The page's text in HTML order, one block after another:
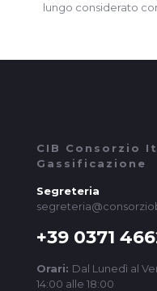
lungo considerato
CIB Consorzio
Gassificazione
Segreteria
+39 0371
Orari: Dal Lunedì al
14:00 alle 18:00